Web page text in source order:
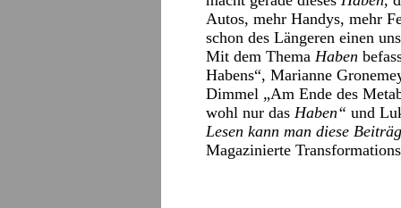
Autos, mehr Handys, mehr
schon des Längeren einen
Mit dem Thema Haben
Habens“, Marianne
Dimmel „Am Ende des
wohl nur das Haben“ und
Lesen kann man diese
Magazinierte